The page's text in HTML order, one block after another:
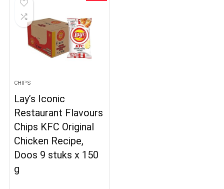
CHIPS
Lay’s Iconic
Restaurant Flavours
Chips KFC Original
Chicken Recipe,
Doos 9 stuks x 150
g